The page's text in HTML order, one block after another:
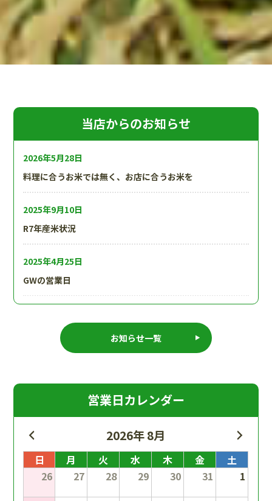
当店からのお知らせ
2026年5月28日
料理に合うお米では無く、お店に合うお米を
2025年9月10日
R7年産米状況
2025年4月25日
GWの営業日
年末年始営業
台風10号のさなかスタートした2024.産地視察
お知らせ一覧
営業日カレンダー
2026年 8月
日 月 火 水 木 金
土
26
27 28 29 30 31
1